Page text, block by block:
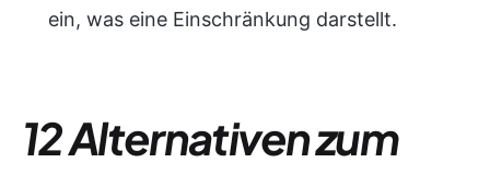
ein, was eine Einschränkung darstellt.
12 Alternativen zum